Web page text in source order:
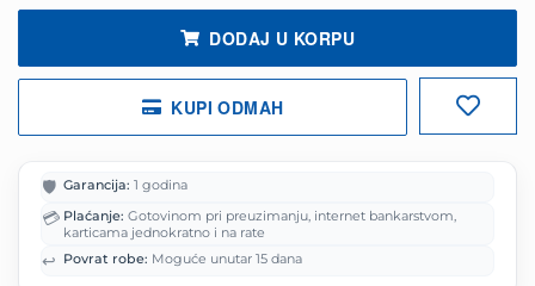
DODAJ U KORPU
KUPI ODMAH
🛡️ Garancija: 1 godina
💳 Plaćanje: Gotovinom pri preuzimanju, internet bankarstvom,
karticama jednokratno i na rate
↩️ Povrat robe: Moguće unutar 15 dana